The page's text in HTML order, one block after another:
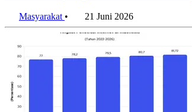
Masyarakat • 21 Juni 2026